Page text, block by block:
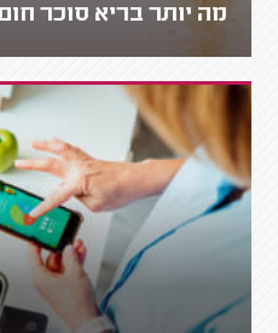
מה יותר בריא סוכר